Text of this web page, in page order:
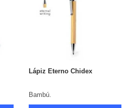
Lápiz Eterno Chidex
Bambú.